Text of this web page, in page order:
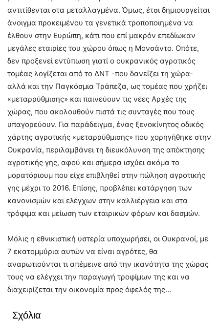
αντιτίθενται στα μεταλλαγμένα. Όμως, έτσι δημιουργείται
άνοιγμα προκειμένου τα γενετικά τροποποιημένα να
έλθουν στην Ευρώπη, κάτι που επί μακρόν επεδίωκαν
μεγάλες εταιρίες του χώρου όπως η Μονσάντο. Οπότε,
δεν προξενεί εντύπωση γιατί ο ουκρανικός αγροτικός
τομέας λογίζεται από το ΔΝΤ -που δανείζει τη χώρα-
αλλά και την Παγκόσμια Τράπεζα, ως τομέας που χρήζει
«μεταρρύθμισης» και παινεύουν τις νέες Αρχές της
χώρας, που ακολουθούν πιστά τις συνταγές που τους
υπαγορεύουν. Για παράδειγμα, ένας ξενοκίνητος οδικός
χάρτης αγροτικής «μεταρρύθμισης» που χορηγήθηκε στην
Ουκρανία, περιλαμβάνει τη διευκόλυνση της απόκτησης
αγροτικής γης, αφού και σήμερα ισχύει ακόμα το
μορατόριουμ που είχε επιβληθεί στην πώληση αγροτικής
γης μέχρι το 2016. Επίσης, προβλέπει κατάργηση των
κανονισμών και ελέγχων στην καλλιέργεια και στα
τρόφιμα και μείωση των εταιρικών φόρων και δασμών.
Μόλις η εθνικιστική υστερία υποχωρήσει, οι Ουκρανοί, με
7 εκατομμύρια αυτών να είναι αγρότες, θα
αναρωτιούνται τι απέμεινε από την ικανότητα της χώρας
τους να ελέγχει την παραγωγή τροφίμων της και να
διαχειρίζεται την οικονομία προς όφελός της…
Σχόλια